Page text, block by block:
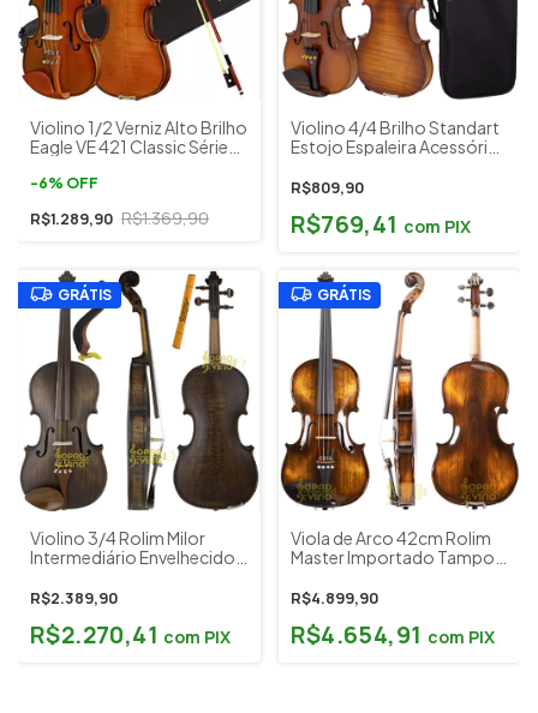
Violino 1/2 Verniz Alto Brilho
Eagle VE 421 Classic Séries
-6% OFF
R$1.289,90 R$1.369,90
Violino 4/4 Brilho Standart
Estojo Espaleira Acessórios
R$809,90
R$769,41 com PIX
GRÁTIS
Violino 3/4 Rolim Milor
Intermediário Envelhecido
R$2.389,90
R$2.270,41 com PIX
GRÁTIS
Viola de Arco 42cm Rolim
Master Importado Tampo
Envelhecido Brilho c/
R$4.899,90
R$4.654,91 com PIX